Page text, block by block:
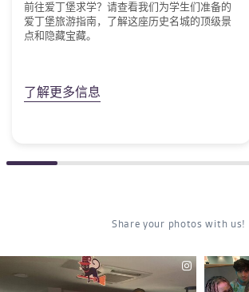
前往爱丁堡求学？请查看我们为学生们准备的
爱丁堡旅游指南，了解这座历史名城的顶级景
点和隐藏宝藏。
了解更多信息